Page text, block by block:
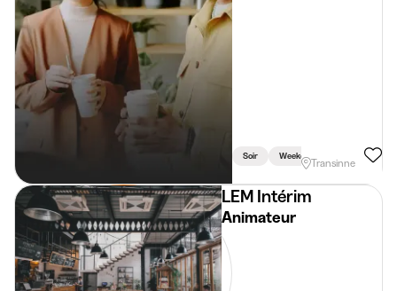
Soir Weekend
Transinne
LEM Intérim
Animateur